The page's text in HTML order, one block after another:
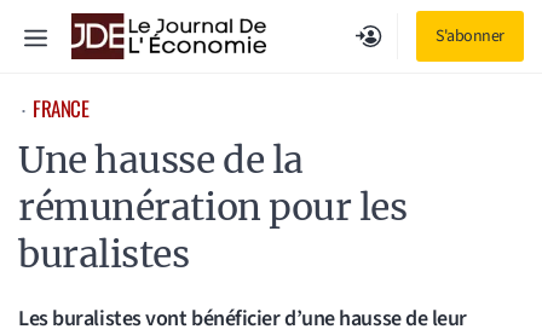
S'abonner
Menu
⋅ FRANCE
Une hausse de la
rémunération pour les
buralistes
Les buralistes vont bénéficier d’une hausse de leur